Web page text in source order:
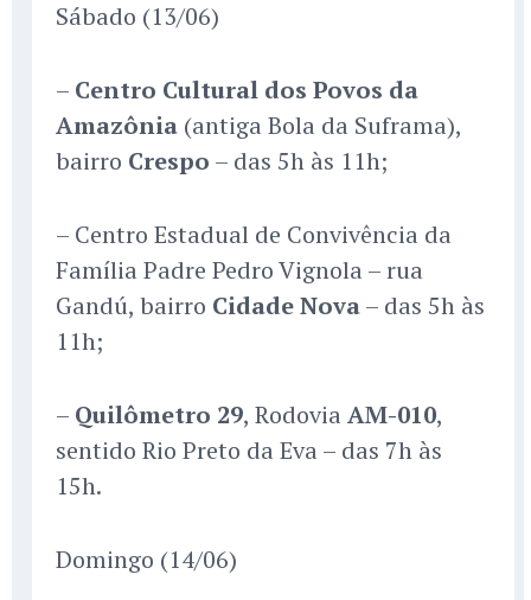
Sábado (13/06)
– Centro Cultural dos Povos da
Amazônia (antiga Bola da Suframa),
bairro Crespo – das 5h às 11h;
– Centro Estadual de Convivência da
Família Padre Pedro Vignola – rua
Gandú, bairro Cidade Nova– das 5h às
11h;
– Quilômetro 29, Rodovia AM-010,
sentido Rio Preto da Eva – das 7h às
15h.
Domingo (14/06)